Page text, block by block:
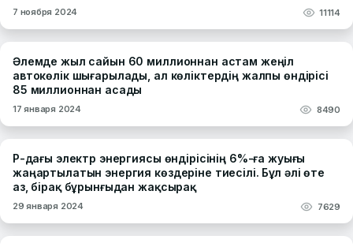
7 ноября 2024 11114
Әлемде жыл сайын 60 миллионнан астам жеңіл
автокөлік шығарылады, ал көліктердің жалпы өндірісі
85 миллионнан асады
17 января 2024 8490
ҚР-дағы электр энергиясы өндірісінің 6%-ға жуығы
жаңартылатын энергия көздеріне тиесілі. Бұл әлі өте
аз, бірақ бұрынғыдан жақсырақ
29 января 2024 7629